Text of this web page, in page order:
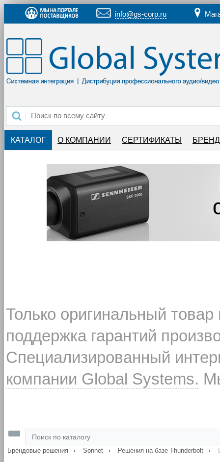
info@gs-corp.ru
КАТАЛОГ О КОМПАНИИ СЕРТИФИКАТЫ
Только оригинальный
поддержка гарантий
Специализированный
компании Global Systems.
Брендовые решения Sonnet Решения на базе Thunderbolt